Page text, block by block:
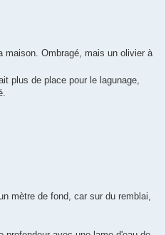
maison. Ombragé, mais un olivier à
plus de place pour le lagunage,
mètre de fond, car sur du remblai,